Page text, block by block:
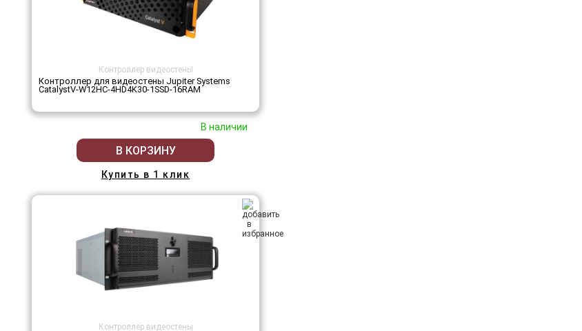
Контроллер видеостены
Контроллер для видеостены Jupiter Systems
CatalystV-W12HC-4HD4K30-1SSD-16RAM
В наличии
В КОРЗИНУ
Купить в 1 клик
Контроллер видеостены